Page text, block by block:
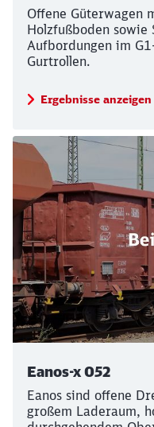
Offene Güterwagen
Holzfußboden
Aufbordungen im
Gurtrollen.
Ergebnisse anzeigen
Eanos-x 052
Eanos sind offene
großem Laderaum,